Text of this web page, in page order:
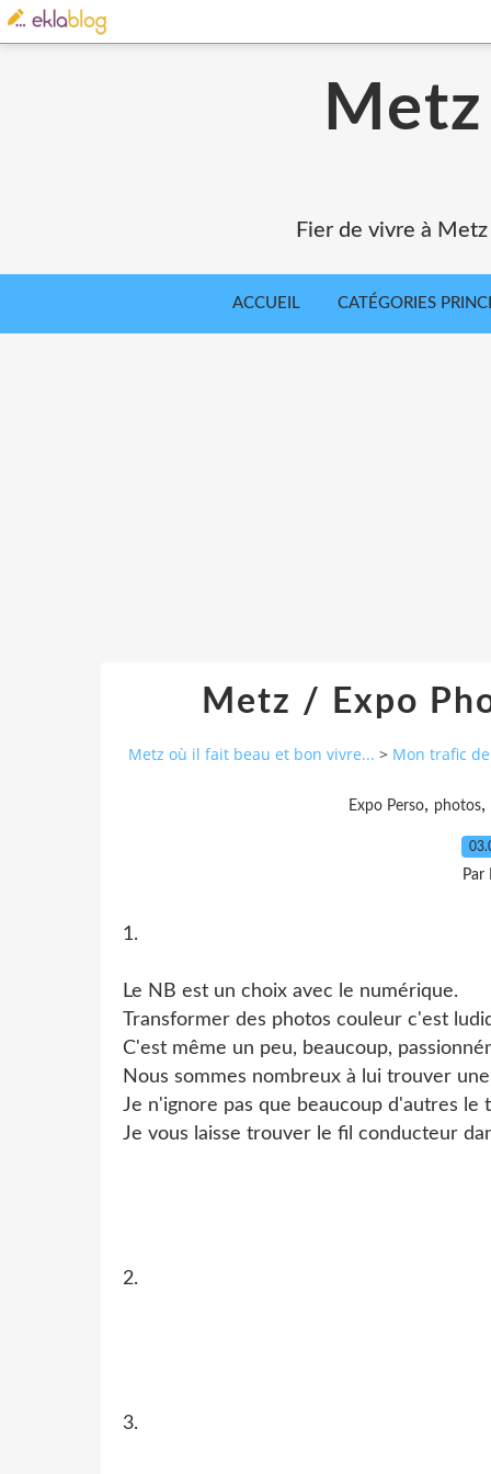
Fier de vivre à
ACCUEIL CATÉGORIES
Metz / Expo
Metz où il fait beau et bon vivre... > Mon trafic
Expo Perso, photos,
Par
1.
Le NB est un choix avec le numérique.
Transformer des photos couleur c'est
C'est même un peu, beaucoup,
Nous sommes nombreux à lui trouver
Je n'ignore pas que beaucoup d'autres
Je vous laisse trouver le fil conducteur
2.
3.